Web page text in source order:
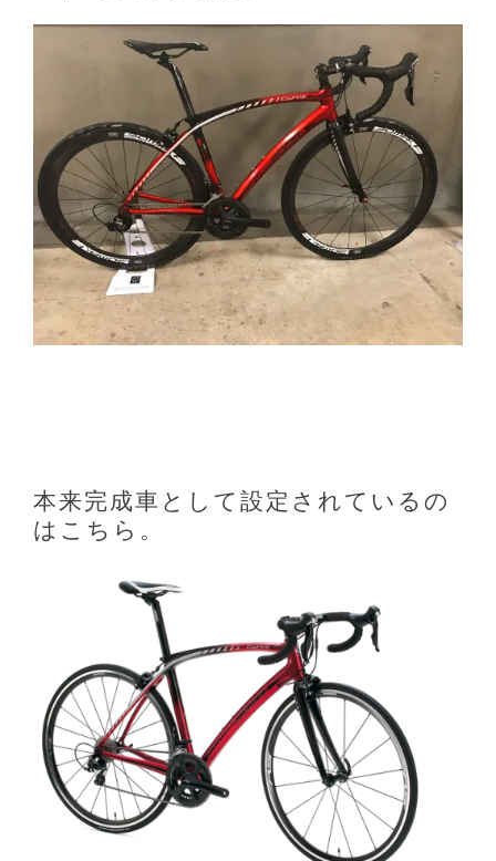
本来完成車として設定されているの
はこちら。